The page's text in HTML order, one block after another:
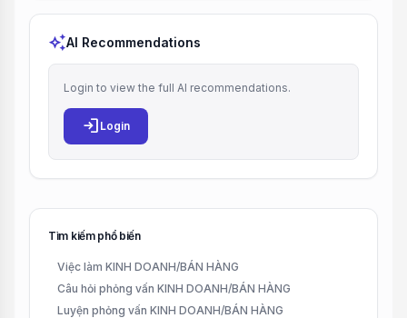
auto_awesomeAI Recommendations
Login to view the full AI recommendations.
login Login
Tìm kiếm phổ biến
Việc làm KINH DOANH/BÁN HÀNG
Câu hỏi phỏng vấn KINH DOANH/BÁN HÀNG
Luyện phỏng vấn KINH DOANH/BÁN HÀNG